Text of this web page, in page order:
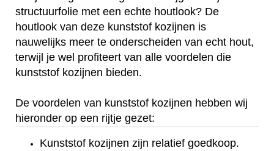
structuurfolie met een echte houtlook? De
houtlook van deze kunststof kozijnen is
nauwelijks meer te onderscheiden van echt hout,
terwijl je wel profiteert van alle voordelen die
kunststof kozijnen bieden.
De voordelen van kunststof kozijnen hebben wij
hieronder op een rijtje gezet:
Kunststof kozijnen zijn relatief goedkoop.